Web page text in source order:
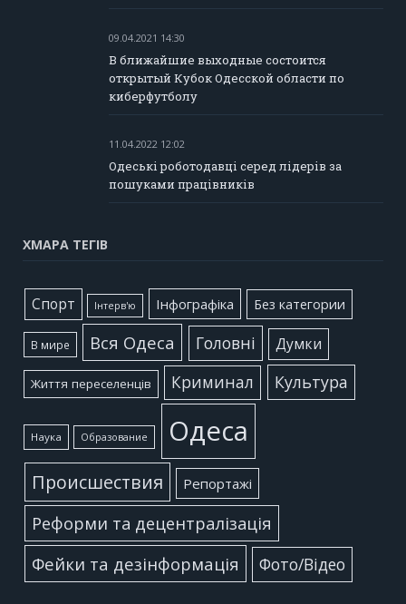
09.04.2021 14:30
В ближайшие выходные состоится
открытый Кубок Одесской области по
киберфутболу
11.04.2022 12:02
Одеські роботодавці серед лідерів за
пошуками працівників
ХМАРА ТЕГІВ
Cпорт Інтерв'ю Інфографіка Без категории
В мире Вся Одеса Головні Думки
Життя переселенців Криминал Культура
Наука Образование Одеса
Происшествия Репортажі
Реформи та децентралізація
Фейки та дезінформація
Фото/Відео